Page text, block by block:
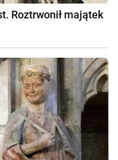
Roztrwonił majątek